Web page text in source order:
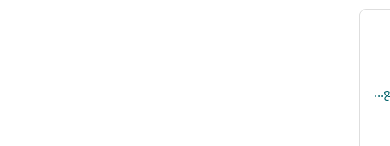
شقة لقطة نص تشطيب للبيع في الاندلس 2 الجديدة - التجمع الخامس - القاهرة الجديدة